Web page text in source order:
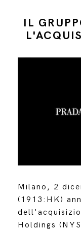
IL
Milano, 2
(1913:HK)
Holdings